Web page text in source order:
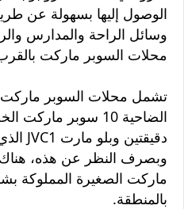
الوصول إليها بسهولة عن
وسائل الراحة والمدارس
محلات السوبر ماركت
تشمل محلات السوبر ماركت
الضاحية 10 سوبر
وبصرف النظر عن هذه، هناك
ماركت الصغيرة المملوكة
بالمنطقة.